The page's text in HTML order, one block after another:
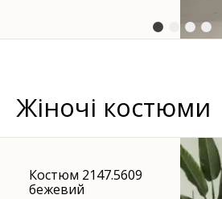
Жіночі костюми
Костюм 2147.5609
бежевий